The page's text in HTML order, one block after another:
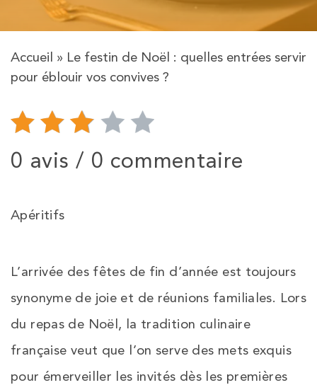
Accueil » Le festin de Noël : quelles entrées servir
pour éblouir vos convives ?
0 avis / 0 commentaire
Apéritifs
L’arrivée des fêtes de fin d’année est toujours
synonyme de joie et de réunions familiales. Lors
du repas de Noël, la tradition culinaire
française veut que l’on serve des mets exquis
pour émerveiller les invités dès les premières